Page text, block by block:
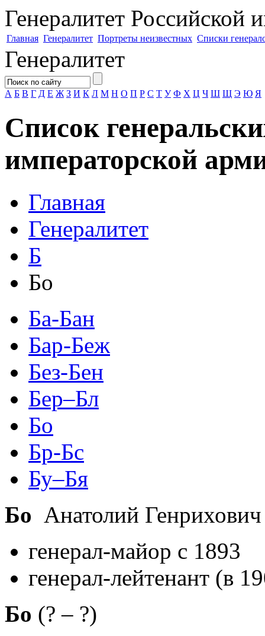
Генералитет Российской
Главная Генералитет Портреты неизвестных Списки
Генералитет
А Б В Г Д Е Ж З И К Л М Н О П Р С Т У Ф Х Ц Ч Ш Щ Э Ю Я
Список
императорской
Главная
Генералитет
Б
Бо
Ба-Бан
Бар-Беж
Без-Бен
Бер–Бл
Бо
Бр-Бс
Бу–Бя
Бо Анатолий
генерал-майор с 1893
генерал-лейтенант (в
Бо (? – ?)